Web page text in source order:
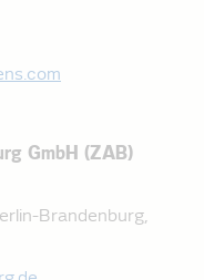
GmbH (ZAB)
Brandenburg,